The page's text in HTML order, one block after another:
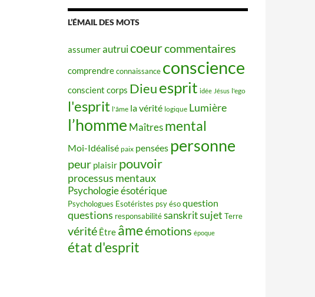
L’ÉMAIL DES MOTS
assumerautruicoeurcommentaires
comprendreconnaissance conscience
conscient corps Dieuesprit idée Jésus l'ego
l'esprit l'âme la vérité logique Lumière
l’homme Maîtres mental
Moi-Idéalisé paix pensées personne
peur plaisir pouvoir
processus mentaux
Psychologie ésotérique
Psychologues Esotéristes psy ésoquestion
questions responsabilitésanskritsujet Terre
vérité Être âmeémotions époque
état d'esprit